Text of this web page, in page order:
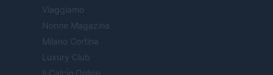
Viaggiamo
Nonne Magazine
Milano Cortina
Luxury Club